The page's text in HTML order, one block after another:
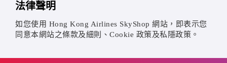
法律聲明
如您使用 Hong Kong Airlines SkyShop 網站，即表示您
同意本網站之條款及細則、Cookie 政策及私隱政策。